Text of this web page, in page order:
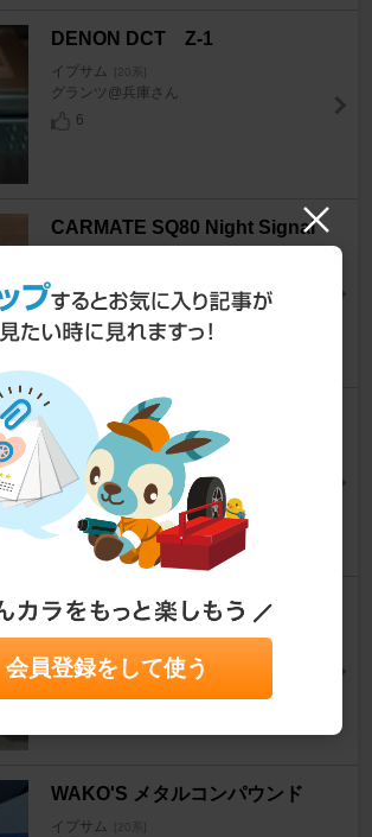
DENON DCT Z-1
イプサム
グランツ@兵庫さん
6
CARMATE SQ80 Night Signal
イプサム [20系]
MyCarさん
3
自作 センターコンソール ４
イプサム [20系]
ゼロストライカーさん
0
DIGICAM ハブリング スペー
サー 5mm
イプサム [20系]
WAKO'S メタルコンパウンド
イプサム
会員登録をして使う